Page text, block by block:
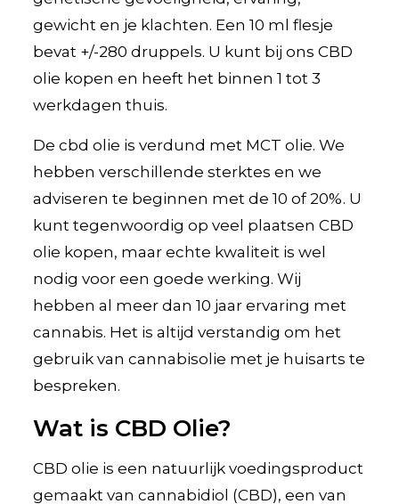
gewicht en je klachten. Een 10 ml flesje
bevat +/-280 druppels. U kunt bij ons CBD
olie kopen en heeft het binnen 1 tot 3
werkdagen thuis.
De cbd olie is verdund met MCT olie. We
hebben verschillende sterktes en we
adviseren te beginnen met de 10 of 20%. U
kunt tegenwoordig op veel plaatsen CBD
olie kopen, maar echte kwaliteit is wel
nodig voor een goede werking. Wij
hebben al meer dan 10 jaar ervaring met
cannabis. Het is altijd verstandig om het
gebruik van cannabisolie met je huisarts te
bespreken.
Wat is CBD Olie?
CBD olie is een natuurlijk voedingsproduct
gemaakt van cannabidiol (CBD), een van